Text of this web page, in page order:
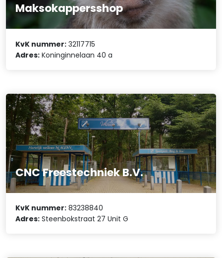
Maksokappersshop
KvK nummer: 32117715
Adres: Koninginnelaan 40 a
CNC Freestechniek B.V.
KvK nummer: 83238840
Adres: Steenbokstraat 27 Unit G